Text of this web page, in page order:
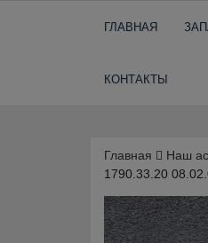
ГЛАВНАЯ
КОНТАКТЫ
Главная Наш
1790.33.20